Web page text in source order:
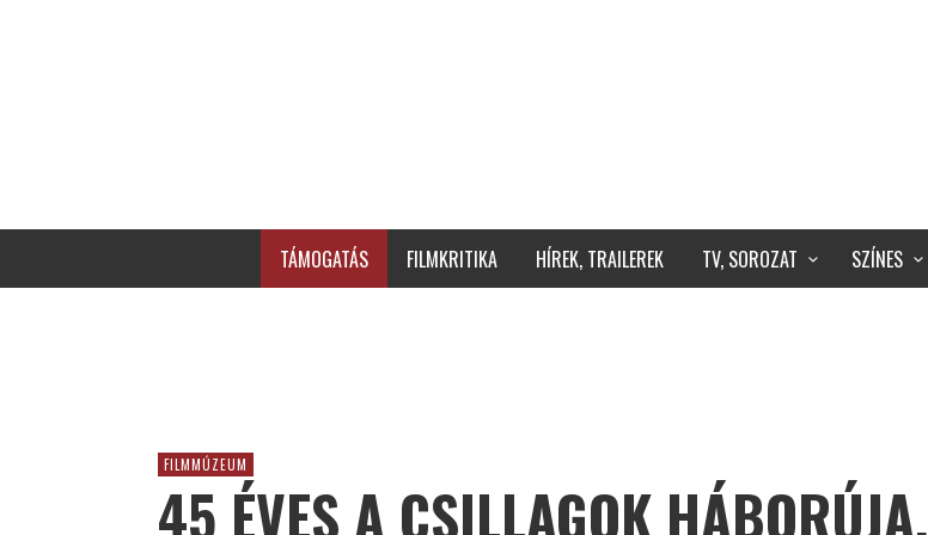
TÁMOGATÁS FILMKRITIKA HÍREK, TRAILEREK TV, SOROZAT SZÍNES
FILMMÚZEUM
45 ÉVES A CSILLAGOK HÁBORÚJA,